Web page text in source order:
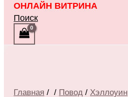
ОНЛАЙН ВИТРИНА
Поиск
Главная / / Повод / Хэллоуин